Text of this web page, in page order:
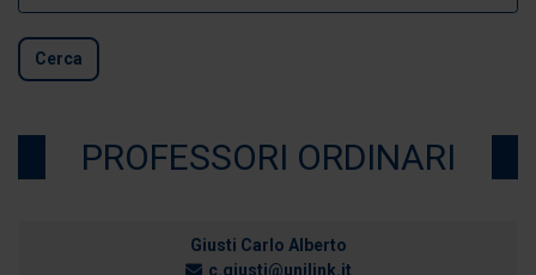
Cerca
PROFESSORI ORDINARI
Giusti Carlo Alberto
c.giusti@unilink.it